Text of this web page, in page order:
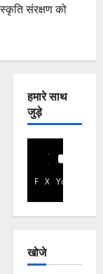
संरक्षण को
हमारे साथ
जुड़े
Facebook
X YouTube
खोजे